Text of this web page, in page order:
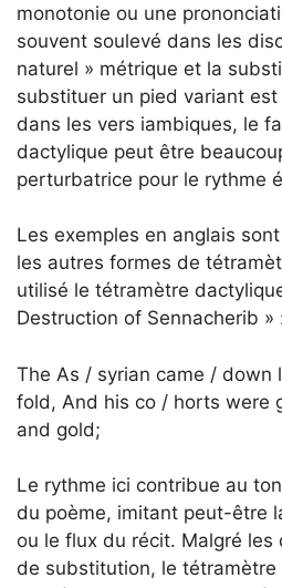
monotonie ou une
souvent soulevé dans les
naturel » métrique et la
substituer un pied variant
dans les vers iambiques, le
dactylique peut être
perturbatrice pour le rythme
Les exemples en anglais
les autres formes de
utilisé le tétramètre
Destruction of Sennacherib »
The As / syrian came /
fold, And his co / horts were
and gold;
Le rythme ici contribue au
du poème, imitant peut-être
ou le flux du récit. Malgré
de substitution, le